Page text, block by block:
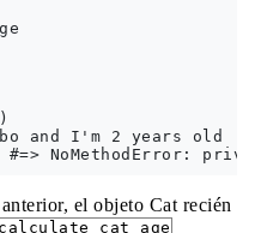
and I'm 2 years old
el objeto Cat recién
calculate_cat_age